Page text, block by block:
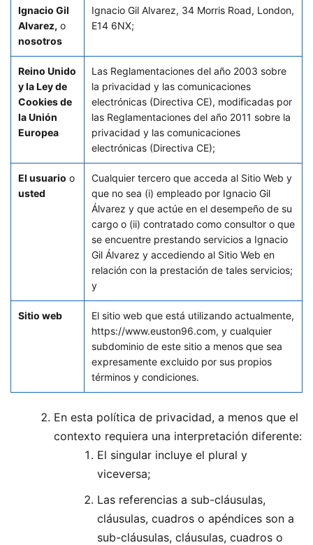
Ignacio Gil
Alvarez, o
nosotros
Ignacio Gil Alvarez, 34 Morris Road, London,
E14 6NX;
Reino Unido
y la Ley de
Cookies de
la Unión
Europea
Las Reglamentaciones del año 2003 sobre
la privacidad y las comunicaciones
electrónicas (Directiva CE), modificadas por
las Reglamentaciones del año 2011 sobre la
privacidad y las comunicaciones
electrónicas (Directiva CE);
El usuario o
usted
Cualquier tercero que acceda al Sitio Web y
que no sea (i) empleado por Ignacio Gil
Álvarez y que actúe en el desempeño de su
cargo o (ii) contratado como consultor o que
se encuentre prestando servicios a Ignacio
Gil Álvarez y accediendo al Sitio Web en
relación con la prestación de tales servicios;
y
Sitio web
El sitio web que está utilizando actualmente,
https://www.euston96.com, y cualquier
subdominio de este sitio a menos que sea
expresamente excluido por sus propios
términos y condiciones.
En esta política de privacidad, a menos que el
contexto requiera una interpretación diferente:
El singular incluye el plural y
viceversa;
Las referencias a sub-cláusulas,
cláusulas, cuadros o apéndices son a
sub-cláusulas, cláusulas, cuadros o